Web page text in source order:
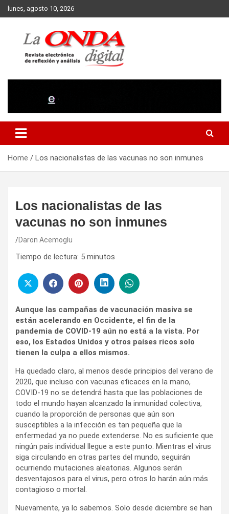
Skip
to
lunes, agosto 10, 2026
Home Los nacionalistas de las vacunas no son inmunes
Los nacionalistas de las
vacunas no son inmunes
Daron Acemoglu
Tiempo de lectura: 5 minutos
Aunque las campañas de vacunación masiva se
están acelerando en Occidente, el fin de la
pandemia de COVID-19 aún no está a la vista. Por
eso, los Estados Unidos y otros países ricos solo
tienen la culpa a ellos mismos.
Ha quedado claro, al menos desde principios del verano de
2020, que incluso con vacunas eficaces en la mano,
COVID-19 no se detendrá hasta que las poblaciones de
todo el mundo hayan alcanzado la inmunidad colectiva,
cuando la proporción de personas que aún son
susceptibles a la infección es tan pequeña que la
enfermedad ya no puede extenderse. No es suficiente que
ningún país individual llegue a este punto. Mientras el virus
siga circulando en otras partes del mundo, seguirán
ocurriendo mutaciones aleatorias. Algunos serán
desventajosos para el virus, pero otros lo harán aún más
contagioso o mortal.
Nuevamente, ya lo sabemos. Solo desde diciembre se han